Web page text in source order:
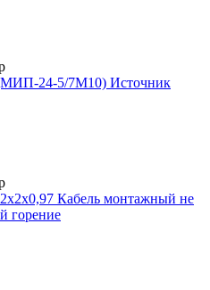
24-5/7М10) Источник
Кабель монтажный не
горение